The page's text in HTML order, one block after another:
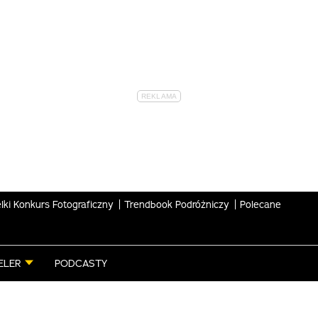
Konkurs Fotograficzny Trendbook Podróżniczy Polecane
PODCASTY